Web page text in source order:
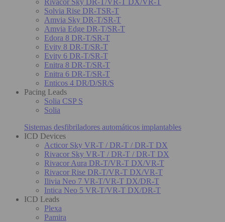
Solvia Rise DR-TSR-T
Amvia Sky DR-T/SR-T
Amvia Edge DR-T/SR-T
Edora 8 DR-T/SR-T
Evity 8 DR-T/SR-T
Evity 6 DR-T/SR-T
Enitra 8 DR-T/SR-T
Enitra 6 DR-T/SR-T
Enticos 4 DR/D/SR/S
Pacing Leads
Solia CSP S
Solia
Sistemas desfibriladores automáticos implantables
ICD Devices
Acticor Sky VR-T / DR-T / DR-T DX
Rivacor Sky VR-T / DR-T / DR-T DX
Rivacor Aura DR-T/VR-T DX/VR-T
Rivacor Rise DR-T/VR-T DX/VR-T
Ilivia Neo 7 VR-T/VR-T DX/DR-T
Intica Neo 5 VR-T/VR-T DX/DR-T
ICD Leads
Plexa
Pamira